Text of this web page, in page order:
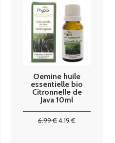
Oemine huile
essentielle bio
Citronnelle de
Java 10ml
6.99€4.19 €